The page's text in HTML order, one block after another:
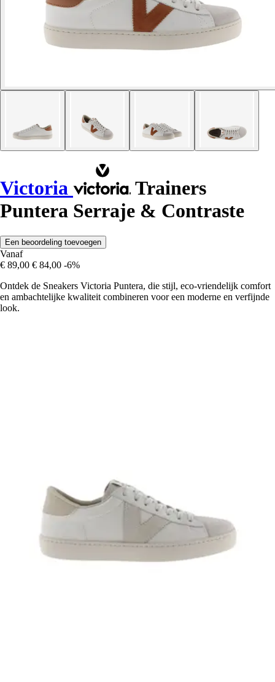
Victoria
Trainers
Puntera Serraje & Contraste
Een beoordeling toevoegen
Vanaf
€ 89,00 € 84,00 -6%
Ontdek de Sneakers Victoria Puntera, die stijl, eco-vriendelijk comfort
en ambachtelijke kwaliteit combineren voor een moderne en verfijnde
look.